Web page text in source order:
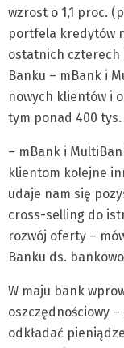
wzrost o 1,1 proc.
portfela kredytów
ostatnich czterech
Banku – mBank i
nowych klientów i
tym ponad 400
– mBank i
klientom kolejne
udaje nam się
cross-selling do
rozwój oferty –
Banku ds.
W maju bank
oszczędnościowy
odkładać